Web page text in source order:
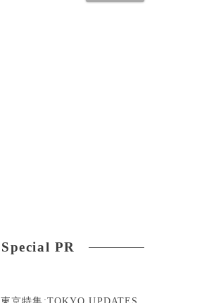
Special PR
東京特集:TOKYO UPDATES